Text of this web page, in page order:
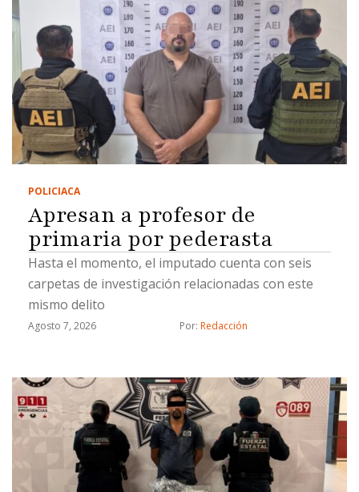
POLICIACA
Apresan a profesor de
primaria por pederasta
Hasta el momento, el imputado cuenta con seis
carpetas de investigación relacionadas con este
mismo delito
Agosto 7, 2026 Por: Redacción